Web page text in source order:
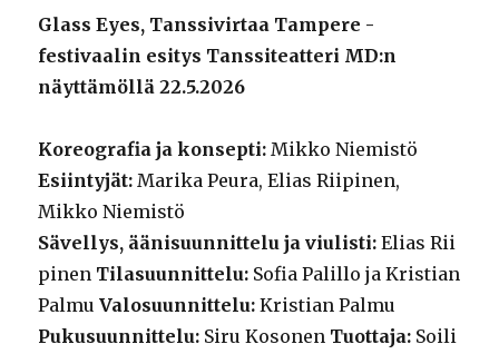
Glass Eyes, Tanssivirtaa Tampere -
festivaalin esitys Tanssiteatteri MD:n
näyttämöllä 22.5.2026
Koreografia ja konsepti: Mikko Niemistö
Esiintyjät: Marika Peura, Elias Riipinen,
Mikko Niemistö
Sävellys, äänisuunnittelu ja viulisti: Elias Rii
pinen Tilasuunnittelu: Sofia Palillo ja Kristian
PalmuValosuunnittelu: Kristian Palmu
Pukusuunnittelu: Siru Kosonen Tuottaja: Soili